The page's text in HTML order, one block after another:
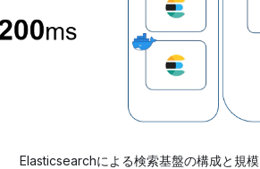
Elasticsearchによる検索基盤の構成と規模